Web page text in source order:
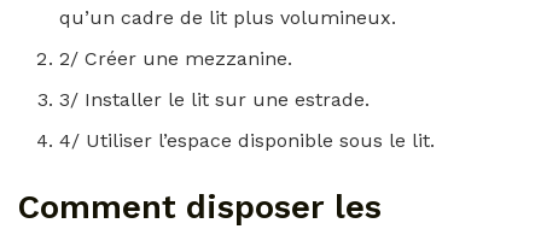
qu’un cadre de lit plus volumineux.
2/ Créer une mezzanine.
3/ Installer le lit sur une estrade.
4/ Utiliser l’espace disponible sous le lit.
Comment disposer les